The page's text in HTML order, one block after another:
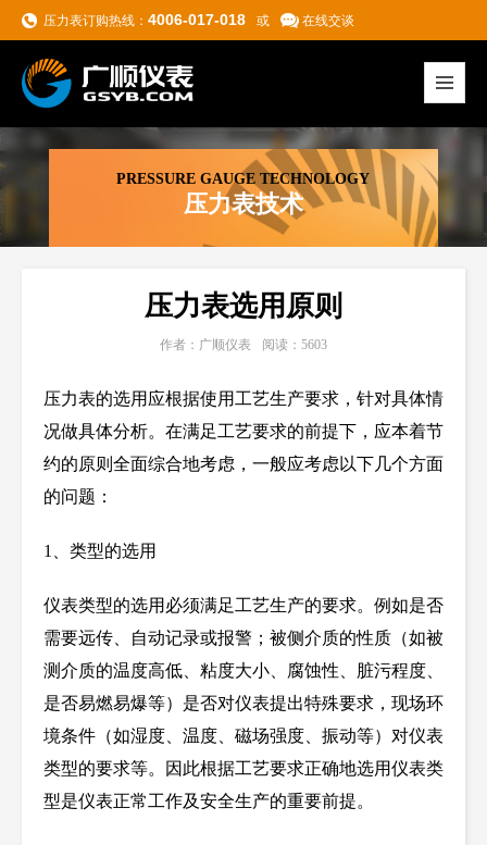
压力表订购热线： 4006-017-018 或 在线交谈
PRESSURE GAUGE TECHNOLOGY
压力表技术
压力表选用原则
作者：广顺仪表 阅读：5603
压力表的选用应根据使用工艺生产要求，针对具体情
况做具体分析。在满足工艺要求的前提下，应本着节
约的原则全面综合地考虑，一般应考虑以下几个方面
的问题：
1 、类型的选用
仪表类型的选用必须满足工艺生产的要求。例如是否
需要远传、
自动记录或报警；被侧介质的性质（如被
测介质的温度高低、粘度大小、腐蚀性、脏污程度、
是否易燃易爆等）是否对仪表提出特殊要求，现场环
境条件（如湿度、温度、磁场强度、振动等）对仪表
类型的要求等。因此根据工艺要求正确地选用仪表类
型是仪表正常工作及安全生产的重要前提。